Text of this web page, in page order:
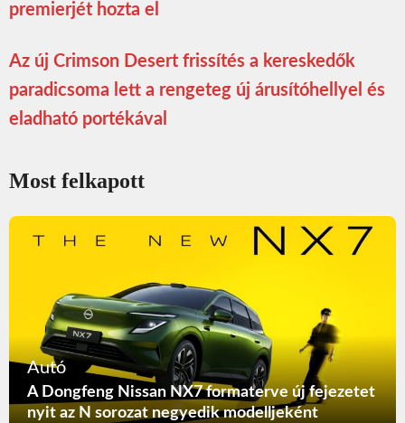
premierjét hozta el
Az új Crimson Desert frissítés a kereskedők
paradicsoma lett a rengeteg új árusítóhellyel és
eladható portékával
Most felkapott
Autó
A Dongfeng Nissan NX7 formaterve új fejezetet
nyit az N sorozat negyedik modelljeként